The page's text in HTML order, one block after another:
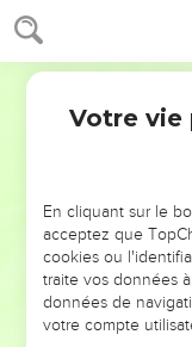
2 Rois 5
bien ? »
Il répondit : « Tout
‘Deux jeunes gens
membres de la
chez moi. Donne-
et 2 habits de
Naaman dit : «
mit 60 kilos d'argent
rechange et les fit
serviteurs.
Arrivé à la colline,
Votre vie
En cliquant sur le
acceptez que
cookies ou
traite vos données
données de
votre compte